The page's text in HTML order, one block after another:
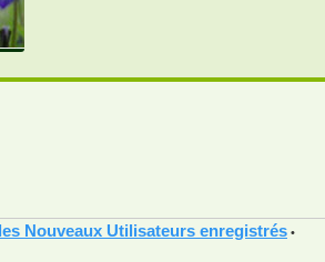
Nouveaux Utilisateurs enregistrés •